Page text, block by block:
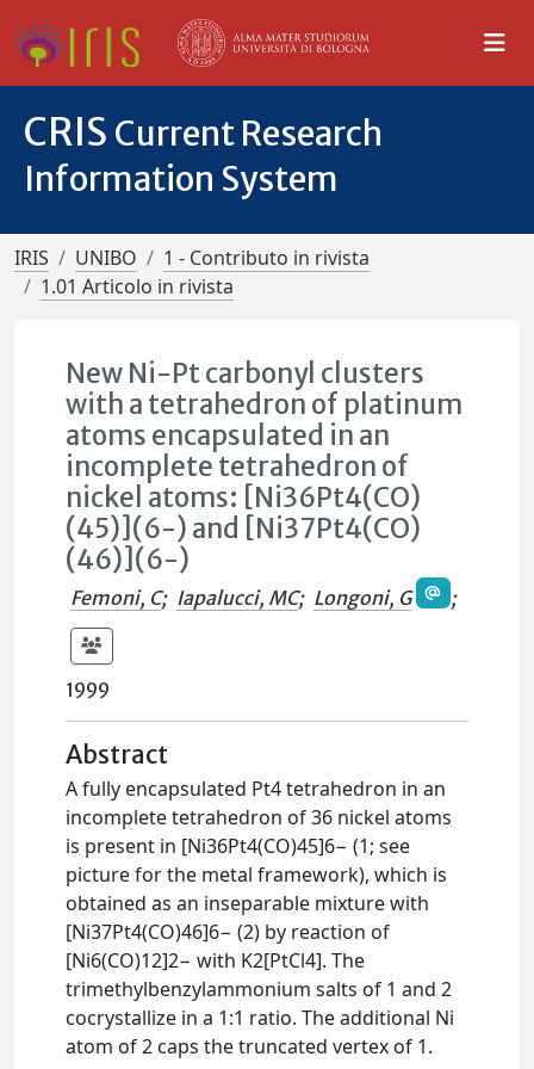
CRIS Current Research
Information System
IRIS UNIBO
1 - Contributo in rivista
1.01 Articolo in rivista
New Ni-Pt carbonyl clusters
with a tetrahedron of platinum
atoms encapsulated in an
incomplete tetrahedron of
nickel atoms: [Ni36Pt4(CO)
(45)](6-) and [Ni37Pt4(CO)
(46)](6-)
Femoni, C; Iapalucci, MC; Longoni, G ;
1999
Abstract
A fully encapsulated Pt4 tetrahedron in an
incomplete tetrahedron of 36 nickel atoms
is present in [Ni36Pt4(CO)45]6− (1; see
picture for the metal framework), which is
obtained as an inseparable mixture with
[Ni37Pt4(CO)46]6− (2) by reaction of
[Ni6(CO)12]2− with K2[PtCl4]. The
trimethylbenzylammonium salts of 1 and 2
cocrystallize in a 1:1 ratio. The additional Ni
atom of 2 caps the truncated vertex of 1.